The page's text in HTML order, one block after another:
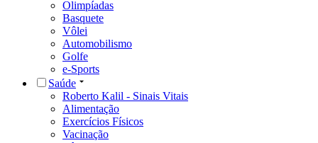
Olimpíadas
Basquete
Vôlei
Automobilismo
Golfe
e-Sports
Saúde
Roberto Kalil - Sinais Vitais
Alimentação
Exercícios Físicos
Vacinação